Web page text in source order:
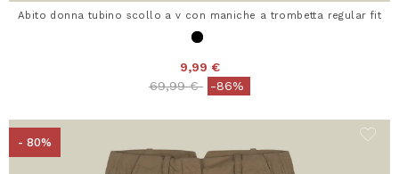
Abito donna tubino scollo a v con maniche a trombetta regular fit
9,99 €
Price reduced from
69,99 €to-86%
- 80%